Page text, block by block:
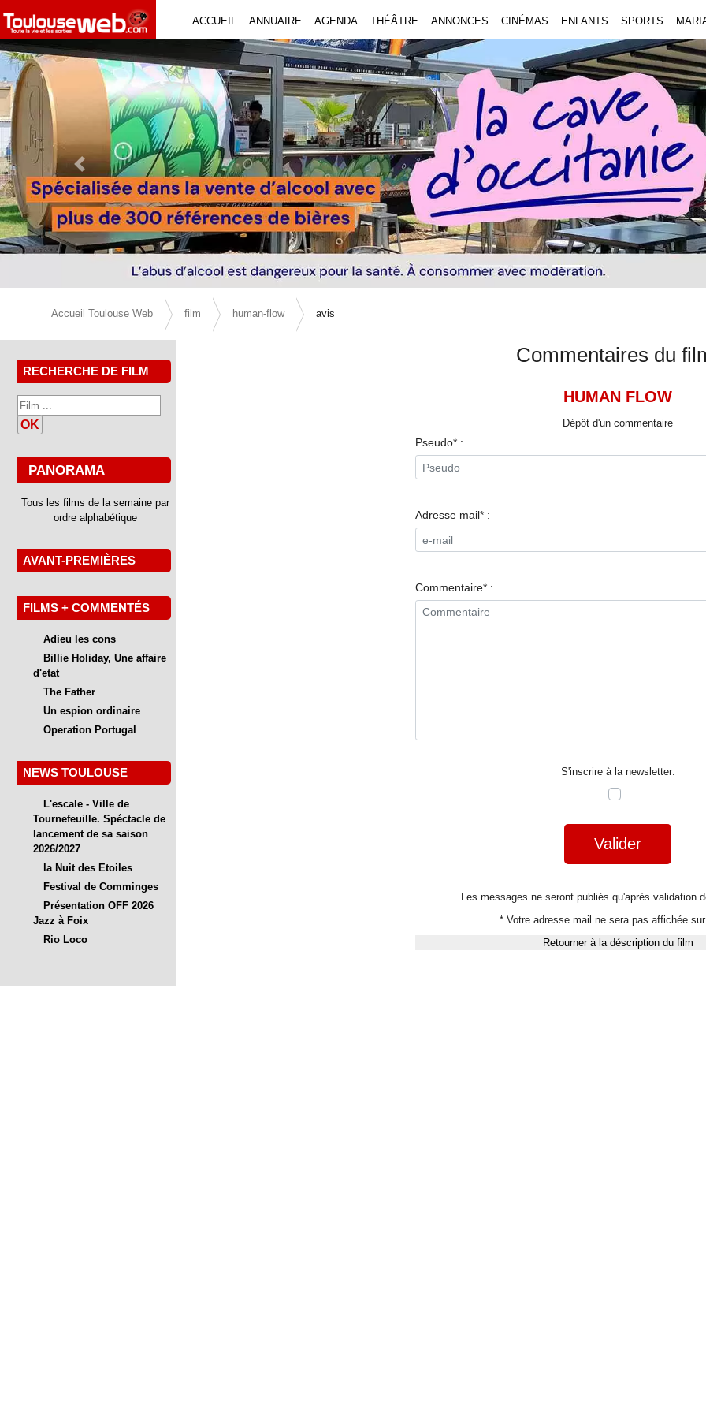
ACCUEIL ANNUAIRE AGENDA THÉÂTRE ANNONCES CINÉMAS ENFANTS SPORTS
Previous Slide
Accueil Toulouse Web film human-flow avis
RECHERCHE DE FILM
OK
PANORAMA
Tous les films de la semaine par
ordre alphabétique
AVANT-PREMIÈRES
FILMS + COMMENTÉS
Adieu les cons
Billie Holiday, Une affaire
d'etat
The Father
Un espion ordinaire
Operation Portugal
NEWS TOULOUSE
L'escale - Ville de
Tournefeuille. Spéctacle de
lancement de sa saison
2026/2027
la Nuit des Etoiles
Festival de Comminges
Présentation OFF 2026
Jazz à Foix
Rio Loco
Commentaires du
HUMAN FLOW
Dépôt d'un commentaire
Pseudo* :
Adresse mail* :
Commentaire* :
S'inscrire à la newsletter:
Valider
Les messages ne seront publiés qu'après validation
* Votre adresse mail ne sera pas affichée
Retourner à la déscription du film